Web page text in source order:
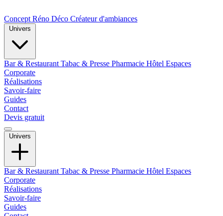
Concept Réno Déco Créateur d'ambiances
Bar & Restaurant Tabac & Presse Pharmacie Hôtel Espaces
Corporate
Réalisations
Savoir-faire
Guides
Contact
Devis gratuit
Univers
Bar & Restaurant Tabac & Presse Pharmacie Hôtel Espaces
Corporate
Réalisations
Savoir-faire
Guides